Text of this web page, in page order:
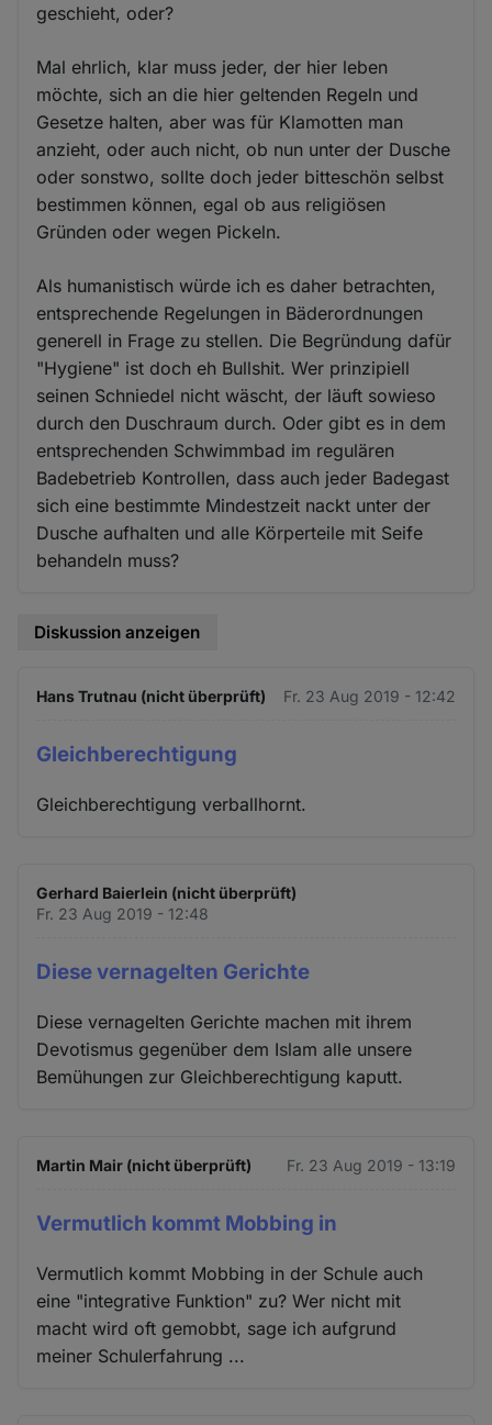
geschieht, oder?
Mal ehrlich, klar muss jeder, der hier leben
möchte, sich an die hier geltenden Regeln und
Gesetze halten, aber was für Klamotten man
anzieht, oder auch nicht, ob nun unter der Dusche
oder sonstwo, sollte doch jeder bitteschön selbst
bestimmen können, egal ob aus religiösen
Gründen oder wegen Pickeln.
Als humanistisch würde ich es daher betrachten,
entsprechende Regelungen in Bäderordnungen
generell in Frage zu stellen. Die Begründung dafür
"Hygiene" ist doch eh Bullshit. Wer prinzipiell
seinen Schniedel nicht wäscht, der läuft sowieso
durch den Duschraum durch. Oder gibt es in dem
entsprechenden Schwimmbad im regulären
Badebetrieb Kontrollen, dass auch jeder Badegast
sich eine bestimmte Mindestzeit nackt unter der
Dusche aufhalten und alle Körperteile mit Seife
behandeln muss?
Diskussion anzeigen
Hans Trutnau (nicht überprüft) Fr. 23 Aug 2019 - 12:42
Gleichberechtigung
Gleichberechtigung verballhornt.
Gerhard Baierlein (nicht überprüft)
Fr. 23 Aug 2019 - 12:48
Diese vernagelten Gerichte
Diese vernagelten Gerichte machen mit ihrem
Devotismus gegenüber dem Islam alle unsere
Bemühungen zur Gleichberechtigung kaputt.
Martin Mair (nicht überprüft) Fr. 23 Aug 2019 - 13:19
Vermutlich kommt Mobbing in
Vermutlich kommt Mobbing in der Schule auch
eine "integrative Funktion" zu? Wer nicht mit
macht wird oft gemobbt, sage ich aufgrund
meiner Schulerfahrung ...